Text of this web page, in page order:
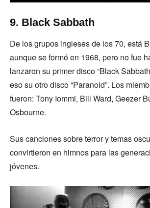
9. Black Sabbath
De los grupos ingleses de los 70, está
aunque se formó en 1968, pero no fue
lanzaron su primer disco “Black
eso su otro disco “Paranoid”. Los
fueron: Tony Iommi, Bill Ward, Geezer
Osbourne.
Sus canciones sobre terror y temas
convirtieron en himnos para las
jóvenes.